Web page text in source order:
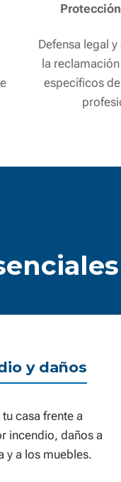
Defensa legal
la
específicos
y daños
casa frente a
incendio, daños a
y a los muebles.